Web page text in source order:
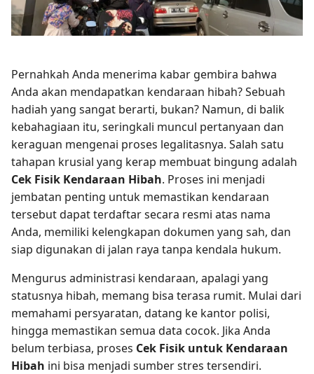
Pernahkah Anda menerima kabar gembira bahwa
Anda akan mendapatkan kendaraan hibah? Sebuah
hadiah yang sangat berarti, bukan? Namun, di balik
kebahagiaan itu, seringkali muncul pertanyaan dan
keraguan mengenai proses legalitasnya. Salah satu
tahapan krusial yang kerap membuat bingung adalah
Cek Fisik Kendaraan Hibah. Proses ini menjadi
jembatan penting untuk memastikan kendaraan
tersebut dapat terdaftar secara resmi atas nama
Anda, memiliki kelengkapan dokumen yang sah, dan
siap digunakan di jalan raya tanpa kendala hukum.
Mengurus administrasi kendaraan, apalagi yang
statusnya hibah, memang bisa terasa rumit. Mulai dari
memahami persyaratan, datang ke kantor polisi,
hingga memastikan semua data cocok. Jika Anda
belum terbiasa, proses Cek Fisik untuk Kendaraan
Hibah ini bisa menjadi sumber stres tersendiri.